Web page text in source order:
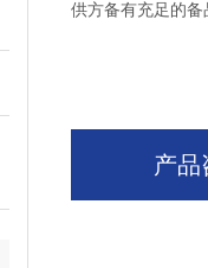
供方备有充足的
产品